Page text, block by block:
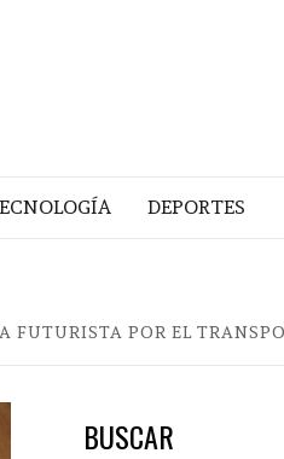
DEPORTES
FUTURISTA POR EL
BUSCAR